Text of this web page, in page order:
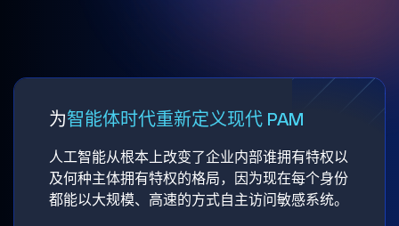
为智能体时代重新定义现代 PAM
人工智能从根本上改变了企业内部谁拥有特权以
及何种主体拥有特权的格局，因为现在每个身份
都能以大规模、高速的方式自主访问敏感系统。